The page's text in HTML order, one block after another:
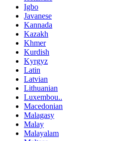
Igbo
Javanese
Kannada
Kazakh
Khmer
Kurdish
Kyrgyz
Latin
Latvian
Lithuanian
Luxembou..
Macedonian
Malagasy
Malay
Malayalam